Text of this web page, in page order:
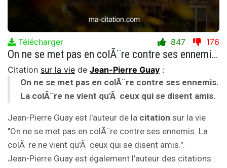
Télécharger 847 176
On ne se met pas en colÃ¨re contre ses ennemis. La colÃ¨re ne vient qu'Ã ceux qui se disent amis.
Citation sur la vie de Jean-Pierre Guay :
On ne se met pas en colÃ¨re contre ses ennemis.
La colÃ¨re ne vient qu'Ã ceux qui se disent amis.
Jean-Pierre Guay est l'auteur de la citation sur la vie
"On ne se met pas en colÃ¨re contre ses ennemis. La
colÃ¨re ne vient qu'Ã ceux qui se disent amis.".
Jean-Pierre Guay est également l'auteur des citations :